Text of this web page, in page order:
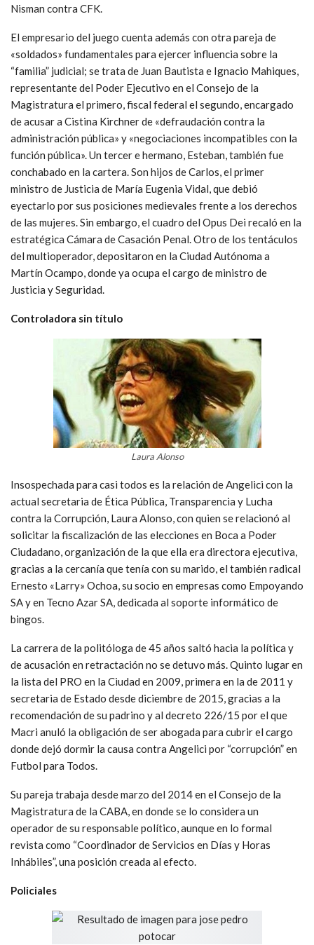
Nisman contra CFK.
El empresario del juego cuenta además con otra pareja de
«soldados» fundamentales para ejercer influencia sobre la
“familia” judicial; se trata de Juan Bautista e Ignacio Mahiques,
representante del Poder Ejecutivo en el Consejo de la
Magistratura el primero, fiscal federal el segundo, encargado
de acusar a Cistina Kirchner de «defraudación contra la
administración pública» y «negociaciones incompatibles con la
función pública». Un tercer e hermano, Esteban, también fue
conchabado en la cartera. Son hijos de Carlos, el primer
ministro de Justicia de María Eugenia Vidal, que debió
eyectarlo por sus posiciones medievales frente a los derechos
de las mujeres. Sin embargo, el cuadro del Opus Dei recaló en la
estratégica Cámara de Casación Penal. Otro de los tentáculos
del multioperador, depositaron en la Ciudad Autónoma a
Martín Ocampo, donde ya ocupa el cargo de ministro de
Justicia y Seguridad.
Controladora sin título
Laura Alonso
Insospechada para casi todos es la relación de Angelici con la
actual secretaria de Ética Pública, Transparencia y Lucha
contra la Corrupción, Laura Alonso, con quien se relacionó al
solicitar la fiscalización de las elecciones en Boca a Poder
Ciudadano, organización de la que ella era directora ejecutiva,
gracias a la cercanía que tenía con su marido, el también radical
Ernesto «Larry» Ochoa, su socio en empresas como Empoyando
SA y en Tecno Azar SA, dedicada al soporte informático de
bingos.
La carrera de la politóloga de 45 años saltó hacia la política y
de acusación en retractación no se detuvo más. Quinto lugar en
la lista del PRO en la Ciudad en 2009, primera en la de 2011 y
secretaria de Estado desde diciembre de 2015, gracias a la
recomendación de su padrino y al decreto 226/15 por el que
Macri anuló la obligación de ser abogada para cubrir el cargo
donde dejó dormir la causa contra Angelici por “corrupción” en
Futbol para Todos.
Su pareja trabaja desde marzo del 2014 en el Consejo de la
Magistratura de la CABA, en donde se lo considera un
operador de su responsable político, aunque en lo formal
revista como “Coordinador de Servicios en Días y Horas
Inhábiles”, una posición creada al efecto.
Policiales